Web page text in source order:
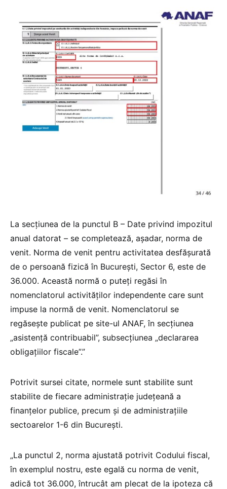
La secțiunea de la punctul B – Date privind impozitul
anual datorat – se completează, așadar, norma de
venit. Norma de venit pentru activitatea desfășurată
de o persoană fizică în București, Sector 6, este de
36.000. Această normă o puteți regăsi în
nomenclatorul activităților independente care sunt
impuse la normă de venit. Nomenclatorul se
regăsește publicat pe site-ul ANAF, în secțiunea
„asistență contribuabil”, subsecțiunea „declararea
obligațiilor fiscale”.”
Potrivit sursei citate, normele sunt stabilite sunt
stabilite de fiecare administrație județeană a
finanțelor publice, precum și de administrațiile
sectoarelor 1-6 din București.
„La punctul 2, norma ajustată potrivit Codului fiscal,
în exemplul nostru, este egală cu norma de venit,
adică tot 36.000, întrucât am plecat de la ipoteza că